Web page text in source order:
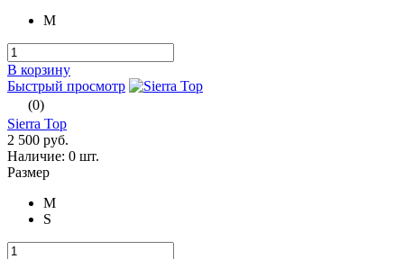
M
В корзину
Быстрый просмотр
(0)
Sierra Top
2 500 руб.
Наличие: 0 шт.
Размер
M
S